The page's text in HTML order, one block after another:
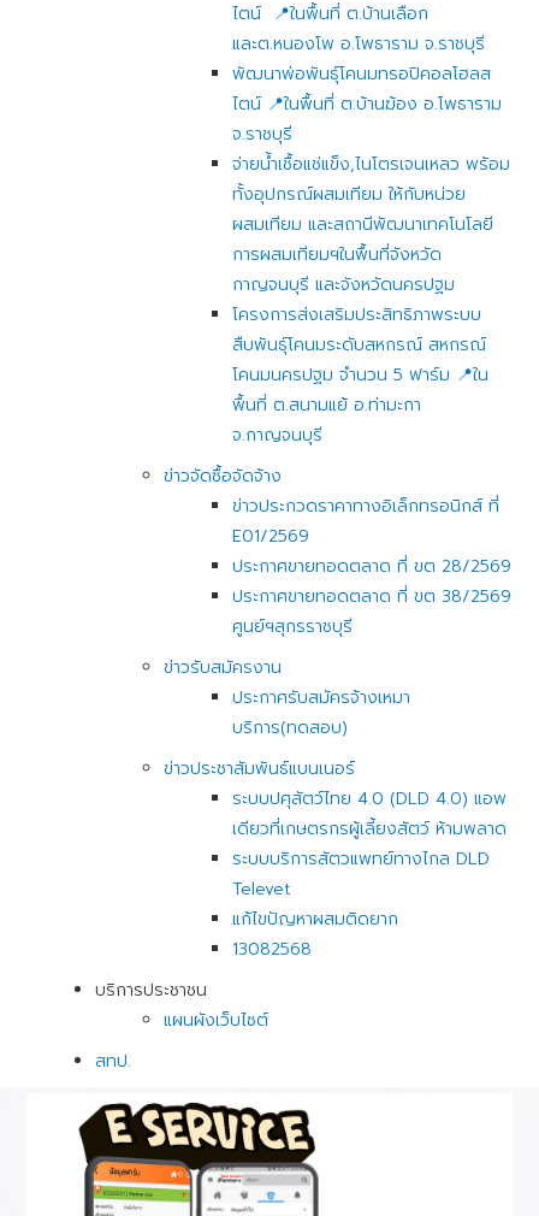
ไตน์ 📍ในพื้นที่ ต.บ้านเลือก
และต.หนองโพ อ.โพธาราม จ.ราชบุรี
พัฒนาพ่อพันธุ์โคนมทรอปิคอลโฮลส
ไตน์ 📍ในพื้นที่ ต.บ้านฆ้อง อ.โพธาราม
จ.ราชบุรี
จ่ายน้ำเชื้อแช่แข็ง,ไนโตรเจนเหลว พร้อม
ทั้งอุปกรณ์ผสมเทียม ให้กับหน่วย
ผสมเทียม และสถานีพัฒนาเทคโนโลยี
การผสมเทียมฯในพื้นที่จังหวัด
กาญจนบุรี และจังหวัดนครปฐม
โครงการส่งเสริมประสิทธิภาพระบบ
สืบพันธุ์โคนมระดับสหกรณ์ สหกรณ์
โคนมนครปฐม จำนวน 5 ฟาร์ม 📍ใน
พื้นที่ ต.สนามแย้ อ.ท่ามะกา
จ.กาญจนบุรี
ข่าวจัดซื้อจัดจ้าง
ข่าวประกวดราคาทางอิเล็กทรอนิกส์ ที่
E01/2569
ประกาศขายทอดตลาด ที่ ขต 28/2569
ประกาศขายทอดตลาด ที่ ขต 38/2569
ศูนย์ฯสุกรราชบุรี
ข่าวรับสมัครงาน
ประกาศรับสมัครจ้างเหมา
บริการ(ทดสอบ)
ข่าวประชาสัมพันธ์แบนเนอร์
ระบบปศุสัตว์ไทย 4.0 (DLD 4.0) แอพ
เดียวที่เกษตรกรผู้เลี้ยงสัตว์ ห้ามพลาด
ระบบบริการสัตวแพทย์ทางไกล DLD
Televet
แก้ไขปัญหาผสมติดยาก
13082568
บริการประชาชน
แผนผังเว็บไซต์
สทป.